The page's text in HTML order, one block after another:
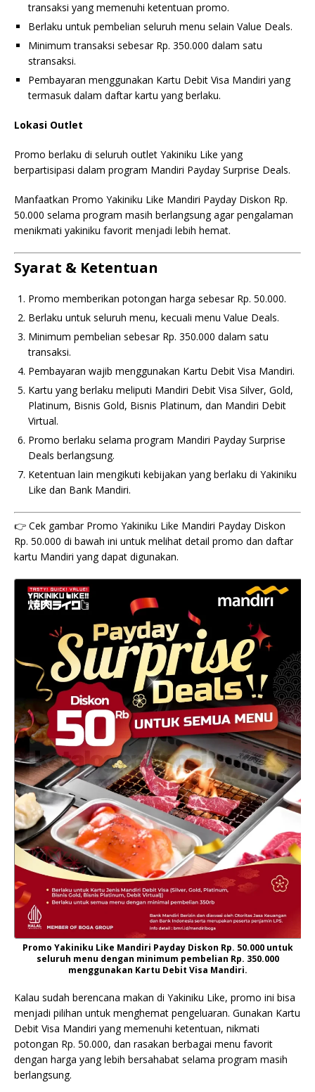
transaksi yang memenuhi ketentuan promo.
Berlaku untuk pembelian seluruh menu selain Value Deals.
Minimum transaksi sebesar Rp. 350.000 dalam satu
stransaksi.
Pembayaran menggunakan Kartu Debit Visa Mandiri yang
termasuk dalam daftar kartu yang berlaku.
Lokasi Outlet
Promo berlaku di seluruh outlet Yakiniku Like yang
berpartisipasi dalam program Mandiri Payday Surprise Deals.
Manfaatkan Promo Yakiniku Like Mandiri Payday Diskon Rp.
50.000 selama program masih berlangsung agar pengalaman
menikmati yakiniku favorit menjadi lebih hemat.
Syarat & Ketentuan
Promo memberikan potongan harga sebesar Rp. 50.000.
Berlaku untuk seluruh menu, kecuali menu Value Deals.
Minimum pembelian sebesar Rp. 350.000 dalam satu
transaksi.
Pembayaran wajib menggunakan Kartu Debit Visa Mandiri.
Kartu yang berlaku meliputi Mandiri Debit Visa Silver, Gold,
Platinum, Bisnis Gold, Bisnis Platinum, dan Mandiri Debit
Virtual.
Promo berlaku selama program Mandiri Payday Surprise
Deals berlangsung.
Ketentuan lain mengikuti kebijakan yang berlaku di Yakiniku
Like dan Bank Mandiri.
👉 Cek gambar Promo Yakiniku Like Mandiri Payday Diskon
Rp. 50.000 di bawah ini untuk melihat detail promo dan daftar
kartu Mandiri yang dapat digunakan.
Promo Yakiniku Like Mandiri Payday Diskon Rp. 50.000 untuk
seluruh menu dengan minimum pembelian Rp. 350.000
menggunakan Kartu Debit Visa Mandiri.
Kalau sudah berencana makan di Yakiniku Like, promo ini bisa
menjadi pilihan untuk menghemat pengeluaran. Gunakan Kartu
Debit Visa Mandiri yang memenuhi ketentuan, nikmati
potongan Rp. 50.000, dan rasakan berbagai menu favorit
dengan harga yang lebih bersahabat selama program masih
berlangsung.